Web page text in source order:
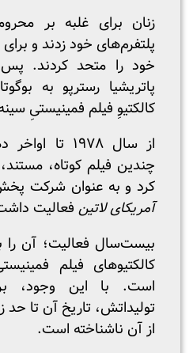
زنان برای غلبه بر
پلتفرم‌های خود زدند و
خود را متحد کردند.
پاتریشیا رسترپو به
‌کالکتیوِ فیلم فمینیستیِ
چندین فیلم کوتاه،
کرد و به عنوان شرکت
آمریکای لاتین فعالیت
بیست‌سال فعالیت؛ آن را
‌کالکتیوهای فیلم
است. با این وجود،
تولیداتش، تاریخ آن تا حد
از آن ناشناخته است.